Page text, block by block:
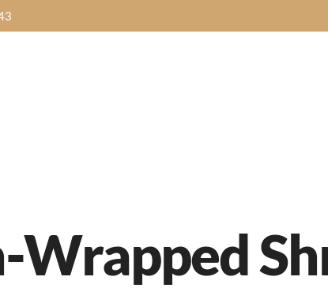
Menu Classic Menu Grid
Wrapped